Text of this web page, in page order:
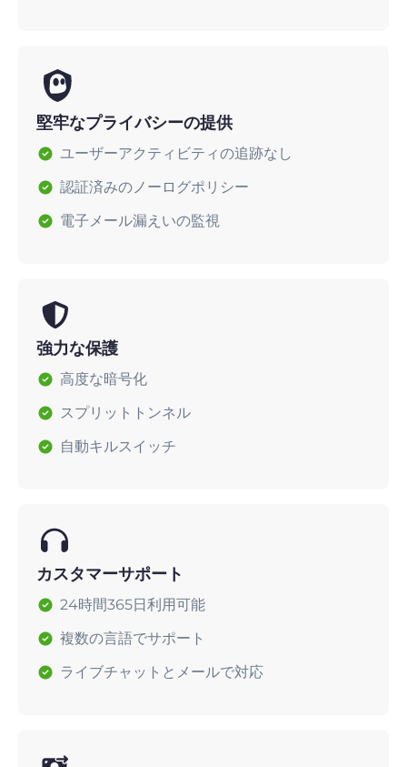
堅牢なプライバシーの提供
ユーザーアクティビティの追跡なし
認証済みのノーログポリシー
電子メール漏えいの監視
強力な保護
高度な暗号化
スプリットトンネル
自動キルスイッチ
カスタマーサポート
24時間365日利用可能
複数の言語でサポート
ライブチャットとメールで対応